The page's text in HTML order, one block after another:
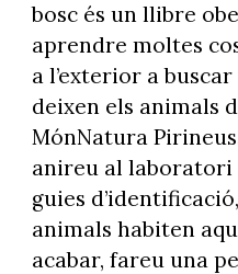
bosc és un llibre
aprendre moltes
a l’exterior a
deixen els animals
MónNatura
anireu al laboratori
guies
animals habiten
acabar, fareu una